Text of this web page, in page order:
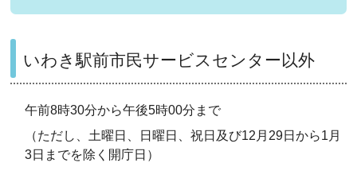
いわき駅前市民サービスセンター以外
午前8時30分から午後5時00分まで
（ただし、土曜日、日曜日、祝日及び12月29日から1月
3日までを除く開庁日）